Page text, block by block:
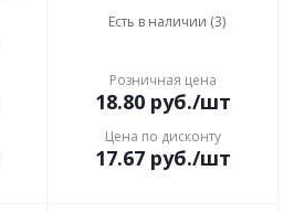
Есть в наличии (3)
Розничная цена
18.80руб./шт
Цена по дисконту
17.67руб./шт